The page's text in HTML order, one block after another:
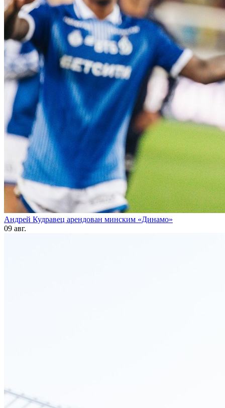
Андрей Кудравец арендован минским «Динамо»
09 авг.